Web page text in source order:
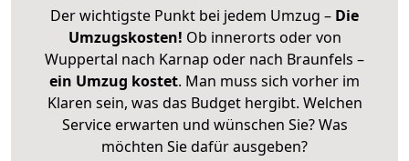
Der wichtigste Punkt bei jedem Umzug – Die
Umzugskosten! Ob innerorts oder von
Wuppertal nach Karnap oder nach Braunfels –
ein Umzug kostet. Man muss sich vorher im
Klaren sein, was das Budget hergibt. Welchen
Service erwarten und wünschen Sie? Was
möchten Sie dafür ausgeben?